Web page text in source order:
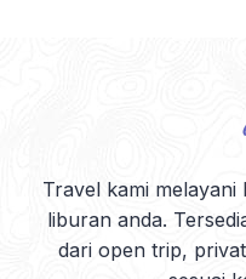
Travel kami
liburan anda.
dari open trip,